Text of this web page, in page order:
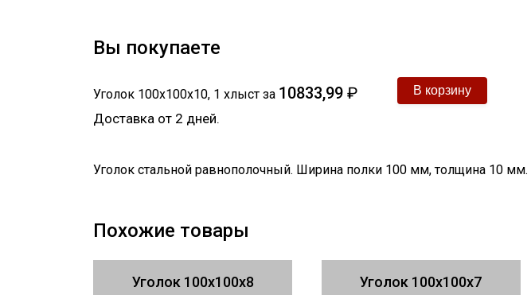
Вы покупаете
Уголок 100х100х10, 1 хлыст за 10833,99 ₽
Доставка от 2 дней.
Уголок стальной равнополочный. Ширина полки 100 мм, толщина 10 мм.
Похожие товары
Уголок 100х100х8 Уголок 100х100х7